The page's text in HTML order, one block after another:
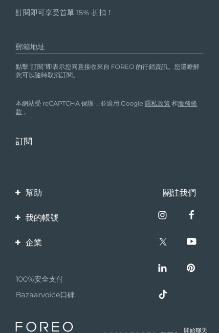
訂閱即可享受首單 15% 折扣！
郵箱地址
點擊“訂閱”即表示您同意接收來自 FOREO 的行銷資訊。您還瞭解
您可以隨時取消訂閱。
本網站受 reCAPTCHA 保護，並適用 Google隱私政策 和服務條
款 。
幫助
聯繫我們
保修與退換貨
關註我們
我的帳號
產品註冊
企業
夥伴計畫
聯盟新聞
100%安全支付
Bazaarvoice口碑
開始聊天